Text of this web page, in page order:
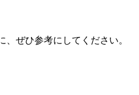
、ぜひ参考にしてください。